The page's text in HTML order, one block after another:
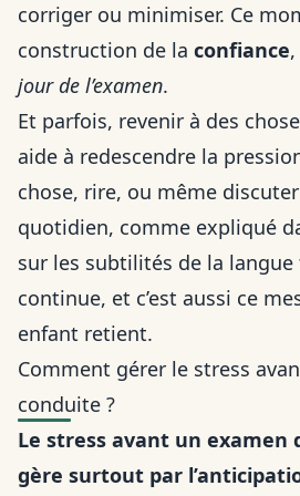
corriger ou minimiser. Ce
construction de la confiance
jour de l’examen.
Et parfois, revenir à des
aide à redescendre la
chose, rire, ou même
quotidien, comme expliqué
sur les subtilités de la langue
continue, et c’est aussi ce
enfant retient.
Comment gérer le stress
conduite ?
Le stress avant un examen
gère surtout par